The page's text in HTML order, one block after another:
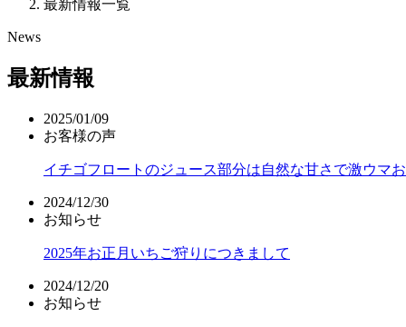
最新情報一覧
News
最新情報
2025/01/09
お客様の声
イチゴフロートのジュース部分は自然な甘さで激ウマ
2024/12/30
お知らせ
2025年お正月いちご狩りにつきまして
2024/12/20
お知らせ